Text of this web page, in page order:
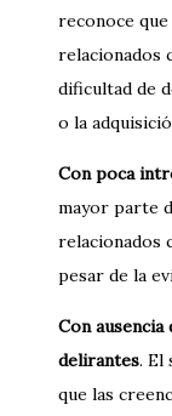
reconoce
relacionados
dificultad de
o la
Con poca
mayor parte
relacionados
pesar de la
Con
delirantes. El
que las